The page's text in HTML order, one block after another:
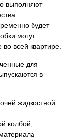
выполняют
будет
могут
всей квартире.
для
в
жидкостной
колбой,